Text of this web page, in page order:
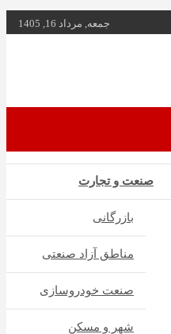
جمعه, مرداد 16, 1405
صنعت و تجارت
بازرگانی
مناطق آزاد صنعتی
صنعت خودروسازی
شهر و مسکن